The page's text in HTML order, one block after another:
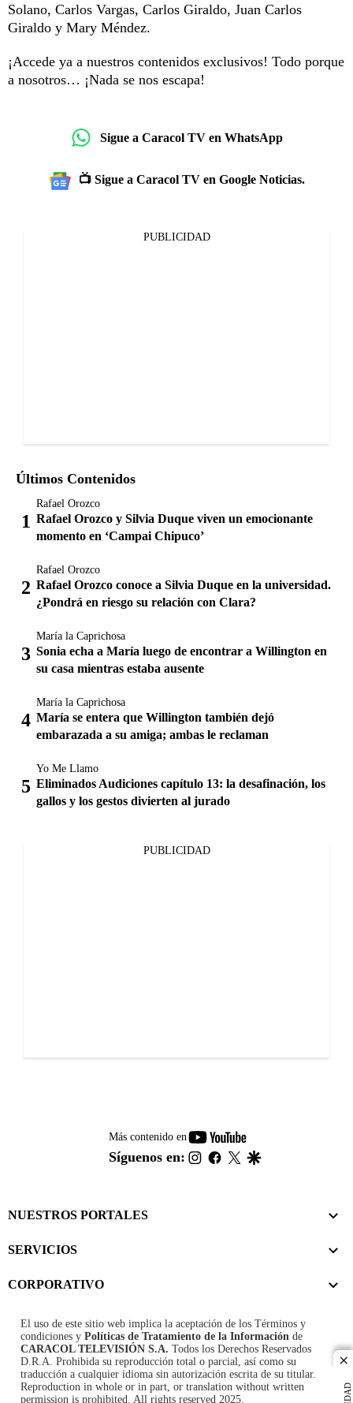
Solano, Carlos Vargas, Carlos Giraldo, Juan Carlos
Giraldo y Mary Méndez.
¡Accede ya a nuestros contenidos exclusivos! Todo porque
a nosotros… ¡Nada se nos escapa!
Sigue a Caracol TV en WhatsApp
📺 Sigue a Caracol TV en Google Noticias.
PUBLICIDAD
Últimos Contenidos
Rafael Orozco
Rafael Orozco y Silvia Duque viven un emocionante
momento en ‘Campai Chipuco’
Rafael Orozco
Rafael Orozco conoce a Silvia Duque en la universidad.
¿Pondrá en riesgo su relación con Clara?
María la Caprichosa
Sonia echa a María luego de encontrar a Willington en
su casa mientras estaba ausente
María la Caprichosa
María se entera que Willington también dejó
embarazada a su amiga; ambas le reclaman
Yo Me Llamo
Eliminados Audiciones capítulo 13: la desafinación, los
gallos y los gestos divierten al jurado
PUBLICIDAD
Más contenido en
youtube-
footer
Síguenos en: instagram
facebook
twitter
NUESTROS PORTALES
SERVICIOS
CORPORATIVO
El uso de este sitio web implica la aceptación de los Términos y
condiciones y Políticas de Tratamiento de la Información de
CARACOL TELEVISIÓN S.A. Todos los Derechos Reservados
D.R.A. Prohibida su reproducción total o parcial, así como su
traducción a cualquier idioma sin autorización escrita de su titular.
Reproduction in whole or in part, or translation without written
permission is prohibited. All rights reserved 2025.